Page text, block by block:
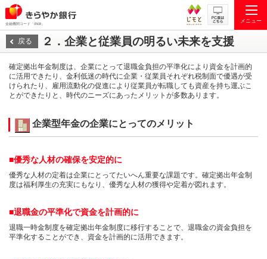
金融機関コード「0508」
メニュー
戻る ２．企業と従業員の明るい未来を支援
確定拠出年金制度は、企業にとって退職金負担の平準化により資金を計画的
に活用できたり、金利低迷の時代に企業・従業員それぞれ税制面で優遇が受
けられたり、雇用流動化の促進により従業員が転職しても資産を持ち運ぶこ
とができたりと、時代のニーズにあったメリットが多数あります。
企業型年金の企業にとってのメリット
■優秀な人材の確保を安定的に
優秀な人材の定着は企業にとってたいへん重要な課題です。確定拠出年金制
度は福利厚生の充実にもなり、優秀な人材の獲得や定着が図れます。
■退職金の平準化で資金を計画的に
退職一時金制度を確定拠出年金制度に移行することで、退職金の資金負担を
平準化することができ、資金を計画的に活用できます。